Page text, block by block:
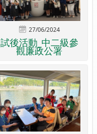
27/06/2024
試後活動_中二級參
觀廉政公署